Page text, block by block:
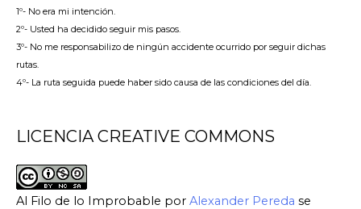
1º- No era mi intención.
2º- Usted ha decidido seguir mis pasos.
3º- No me responsabilizo de ningún accidente ocurrido por seguir dichas
rutas.
4º- La ruta seguida puede haber sido causa de las condiciones del día.
LICENCIA CREATIVE COMMONS
Al Filo de lo Improbable por Alexander Pereda se